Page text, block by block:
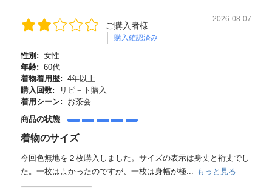
ご購入者様
購入確認済み
2026-08-07
性別: 女性
年齢: 60代
着物着用歴: 4年以上
購入回数:
リピ－ト購入
着用シーン:
お茶会
商品の状態
着物のサイズ
今回色無地を２枚購入しました。サイズの表示は身丈と裄丈でし
た。一枚はよかったのですが、一枚は身幅が極... もっと見る